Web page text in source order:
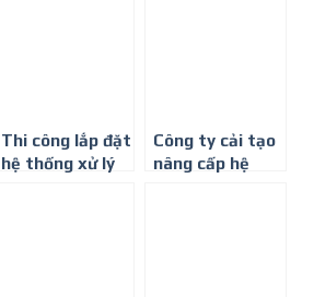
Thi công lắp đặt
hệ thống xử lý
Công ty cải tạo
nâng cấp hệ